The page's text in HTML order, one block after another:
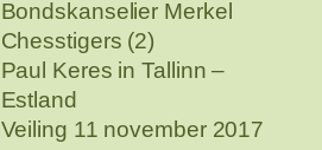
Bondskanselier Merkel
Chesstigers (2)
Paul Keres in Tallinn –
Estland
Veiling 11 november 2017